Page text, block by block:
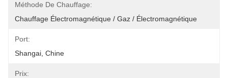
Méthode De Chauffage:
Chauffage Électromagnétique / Gaz / Électromagnétique
Port:
Shangai, Chine
Prix: